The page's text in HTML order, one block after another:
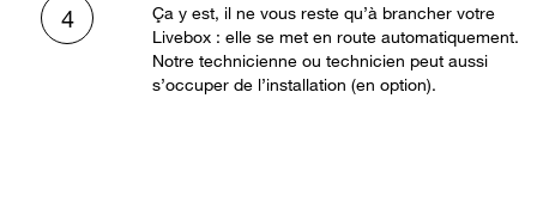
4
Ça y est, il ne vous reste qu’à brancher votre
Livebox : elle se met en route automatiquement.
Notre technicienne ou technicien peut aussi
s’occuper de l’installation (en option).